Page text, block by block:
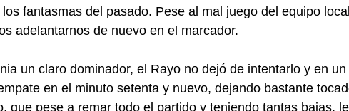
fantasmas del pasado. Pese al mal juego del equipo
adelantarnos de nuevo en el marcador.
un claro dominador, el Rayo no dejó de intentarlo y en
en el minuto setenta y nuevo, dejando bastante
que pese a remar todo el partido y teniendo tantas bajas,